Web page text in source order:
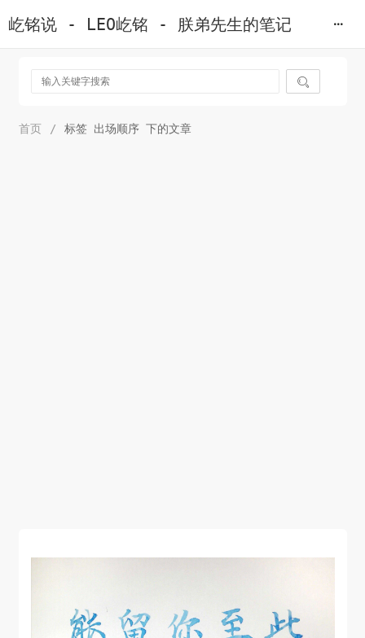
屹铭说 - LEO屹铭 - 朕弟先生的笔记

首页 / 标签 出场顺序 下的文章